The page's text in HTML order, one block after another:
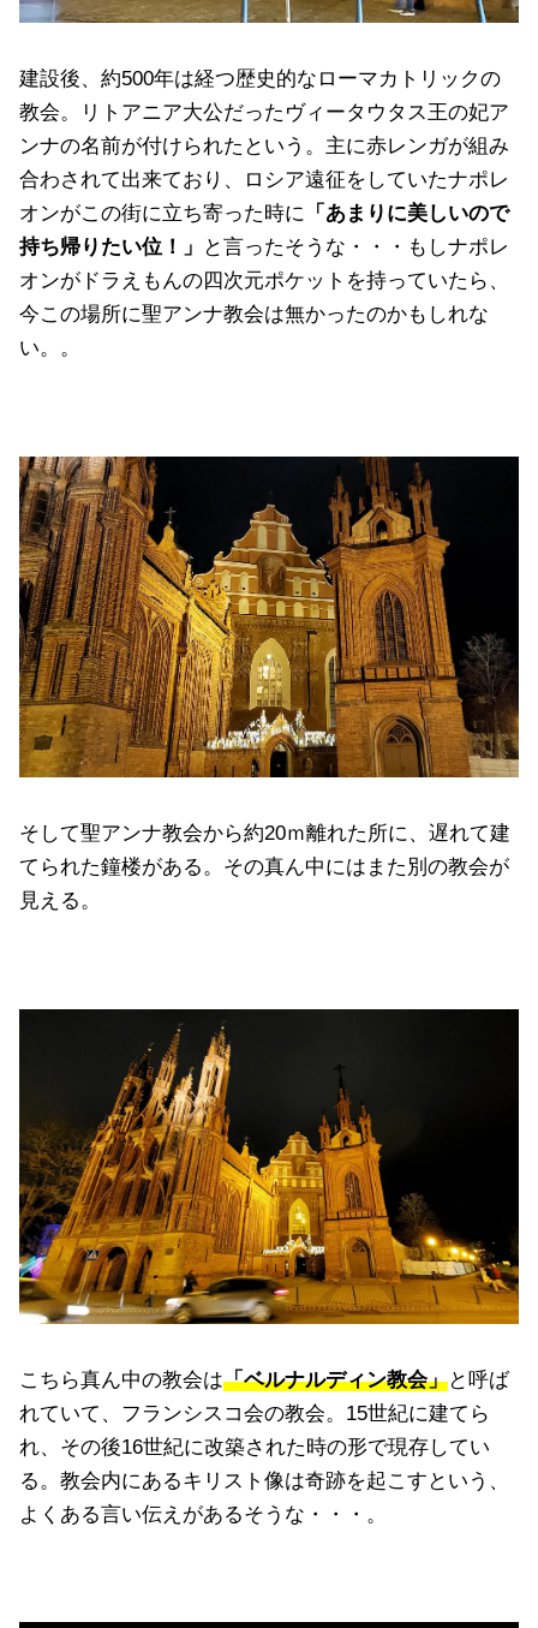
建設後、約500年は経つ歴史的なローマカトリックの
教会。リトアニア大公だったヴィータウタス王の妃ア
ンナの名前が付けられたという。主に赤レンガが組み
合わされて出来ており、ロシア遠征をしていたナポレ
オンがこの街に立ち寄った時に 「あまりに美しいので
持ち帰りたい位！」
と言ったそうな・・・もしナポレ
オンがドラえもんの四次元ポケットを持っていたら、
今この場所に聖アンナ教会は無かったのかもしれな
い。。
そして聖アンナ教会から約20ｍ離れた所に、遅れて建
てられた鐘楼がある。その真ん中にはまた別の教会が
見える。
こちら真ん中の教会は「ベルナルディン教会」と呼ば
れていて、フランシスコ会の教会。15世紀に建てら
れ、その後16世紀に改築された時の形で現存してい
る。教会内にあるキリスト像は奇跡を起こすという、
よくある言い伝えがあるそうな・・・。